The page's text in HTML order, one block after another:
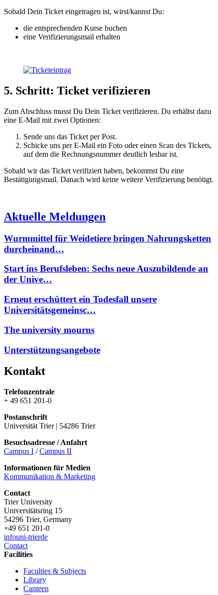
Sobald Dein Ticket eingetragen ist, wirst/kannst Du:
die entsprechenden Kurse buchen
eine Verifizierungsmail erhalten
5. Schritt: Ticket verifizieren
Zum Abschluss musst Du Dein Ticket verifizieren. Du erhältst dazu
eine E-Mail mit zwei Optionen:
Sende uns das Ticket per Post.
Schicke uns per E-Mail ein Foto oder einen Scan des Tickets,
auf dem die Rechnungsnummer deutlich lesbar ist.
Sobald wir das Ticket verifiziert haben, bekommst Du eine
Bestätigungsmail. Danach wird keine weitere Verifizierung benötigt.
Aktuelle Meldungen
Wurmmittel für Weidetiere bringen Nahrungsketten
durcheinand…
Start ins Berufsleben: Sechs neue Auszubildende an
der Unive…
Erneut erschüttert ein Todesfall unsere
Universitätsgemeinsc…
The university mourns
Unterstützungsangebote
Kontakt
Telefonzentrale
+ 49 651 201-0
Postanschrift
Universität Trier | 54286 Trier
Besuchsadresse / Anfahrt
Campus I /Campus II
Informationen für Medien
Kommunikation & Marketing
Contact
Trier University
Universitätsring 15
54296 Trier, Germany
+49 651 201-0
infouni-trierde
Contact
Facilities
Faculties & Subjects
Library
Canteen